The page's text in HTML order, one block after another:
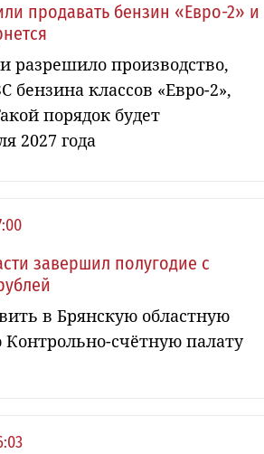
продавать бензин «Евро-2» и
разрешило производство,
бензина классов «Евро-2»,
порядок будет
2027 года
завершил полугодие с
в Брянскую областную
счётную палату